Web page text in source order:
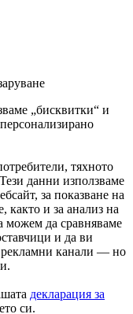
„бисквитки“ и
тяхното
данни използваме
за показване на
както и за анализ на
можем да сравняваме
и да ви
рекламни канали — но
декларация за
си.